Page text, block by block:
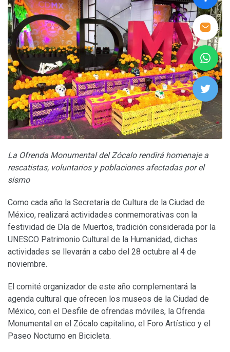
La Ofrenda Monumental del Zócalo rendirá homenaje a
rescatistas, voluntarios y poblaciones afectadas por el
sismo
Como cada año la Secretaria de Cultura de la Ciudad de
México, realizará actividades conmemorativas con la
festividad de Día de Muertos, tradición considerada por la
UNESCO Patrimonio Cultural de la Humanidad, dichas
actividades se llevarán a cabo del 28 octubre al 4 de
noviembre.
El comité organizador de este año complementará la
agenda cultural que ofrecen los museos de la Ciudad de
México, con el Desfile de ofrendas móviles, la Ofrenda
Monumental en el Zócalo capitalino, el Foro Artístico y el
Paseo Nocturno en Bicicleta.